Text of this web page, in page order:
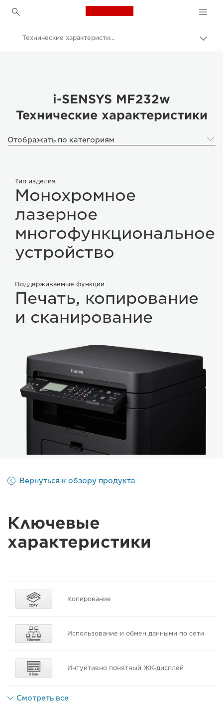
Canon Logo, back to
Технические характеристики
i-SENSYS MF232w
Технические характеристики
Отображать по категориям
Тип изделия
Монохромное
лазерное
многофункциональное
устройство
Поддерживаемые функции
Печать, копирование
и сканирование
Вернуться к обзору продукта
Ключевые
характеристики
Копирование
Использование и обмен данными по сети
Интуитивно понятный ЖК-дисплей
Смотреть все